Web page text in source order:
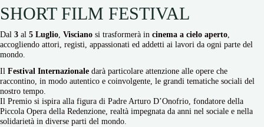
SHORT FILM FESTIVAL
Dal 3 al 5 Luglio, Visciano si trasformerà in cinema a cielo aperto,
accogliendo attori, registi, appassionati ed addetti ai lavori da ogni parte del
mondo.
Il Festival Internazionale darà particolare attenzione alle opere che
raccontino, in modo autentico e coinvolgente, le grandi tematiche sociali del
nostro tempo.
Il Premio si ispira alla figura di Padre Arturo D’Onofrio, fondatore della
Piccola Opera della Redenzione, realtà impegnata da anni nel sociale e nella
solidarietà in diverse parti del mondo.